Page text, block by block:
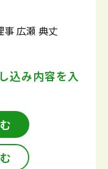
事 広瀬 典丈
込み内容を入